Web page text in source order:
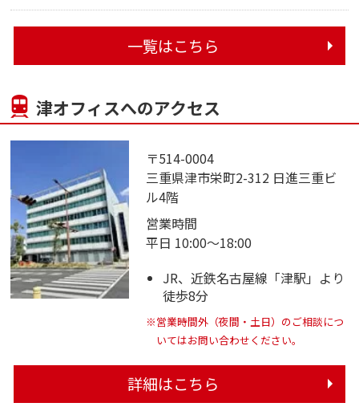
一覧はこちら
津オフィスへのアクセス
〒514-0004
三重県津市栄町2-312 日進三重ビ
ル4階
営業時間
平日 10:00～18:00
JR、近鉄名古屋線「津駅」より
徒歩8分
※営業時間外（夜間・土日）のご相談につ
いてはお問い合わせください。
詳細はこちら